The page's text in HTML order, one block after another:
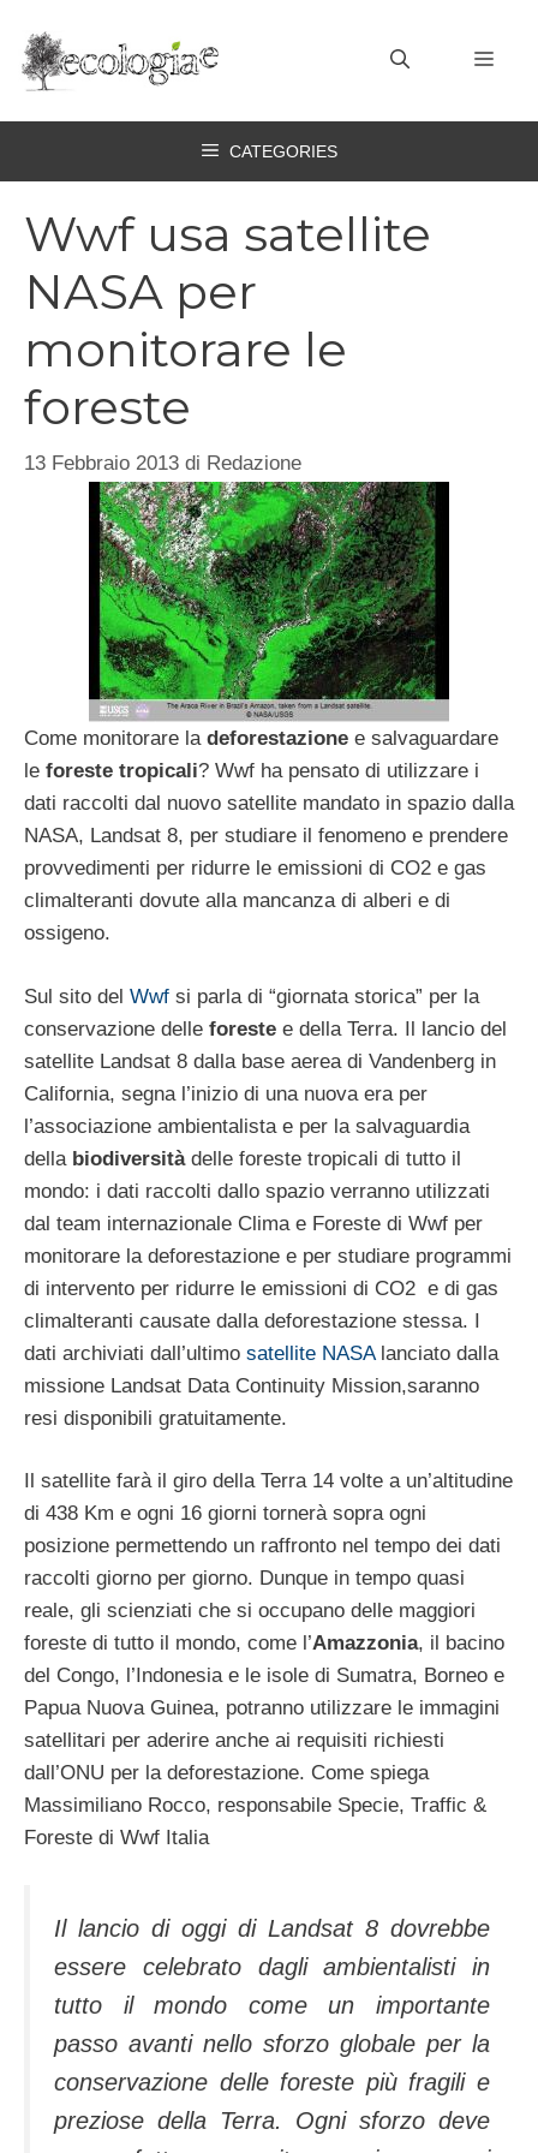
contenuto
CATEGORIES
Wwf usa satellite
NASA per
monitorare le
foreste
13 Febbraio 2013 di Redazione
Come monitorare la deforestazione e salvaguardare
le foreste tropicali? Wwf ha pensato di utilizzare i
dati raccolti dal nuovo satellite mandato in spazio dalla
NASA, Landsat 8, per studiare il fenomeno e prendere
provvedimenti per ridurre le emissioni di CO2 e gas
climalteranti dovute alla mancanza di alberi e di
ossigeno.
Sul sito del Wwf si parla di “giornata storica” per la
conservazione delle foreste e della Terra. Il lancio del
satellite Landsat 8 dalla base aerea di Vandenberg in
California, segna l’inizio di una nuova era per
l’associazione ambientalista e per la salvaguardia
della biodiversitàdelle foreste tropicali di tutto il
mondo: i dati raccolti dallo spazio verranno utilizzati
dal team internazionale Clima e Foreste di Wwf per
monitorare la deforestazione e per studiare programmi
di intervento per ridurre le emissioni di CO2 e di gas
climalteranti causate dalla deforestazione stessa. I
dati archiviati dall’ultimo satellite NASAlanciato dalla
missione Landsat Data Continuity Mission,saranno
resi disponibili gratuitamente.
Il satellite farà il giro della Terra 14 volte a un’altitudine
di 438 Km e ogni 16 giorni tornerà sopra ogni
posizione permettendo un raffronto nel tempo dei dati
raccolti giorno per giorno. Dunque in tempo quasi
reale, gli scienziati che si occupano delle maggiori
foreste di tutto il mondo, come l’Amazzonia, il bacino
del Congo, l’Indonesia e le isole di Sumatra, Borneo e
Papua Nuova Guinea, potranno utilizzare le immagini
satellitari per aderire anche ai requisiti richiesti
dall’ONU per la deforestazione. Come spiega
Massimiliano Rocco, responsabile Specie, Traffic &
Foreste di Wwf Italia
Il lancio di oggi di Landsat 8 dovrebbe
essere celebrato dagli ambientalisti in
tutto il mondo come un importante
passo avanti nello sforzo globale per la
conservazione delle foreste più fragili e
preziose della Terra. Ogni sforzo deve